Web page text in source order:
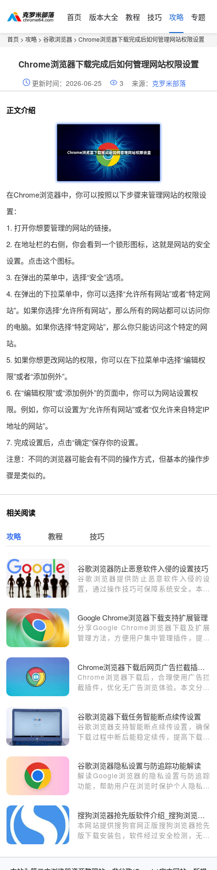
首页 版本大全 教程 技巧 攻略 专题
首页 > 攻略 > 谷歌浏览器 > Chrome浏览器下载完成后如何管理网站权限设置
Chrome浏览器下载完成后如何管理网站权限设置
更新时间：2026-06-25 3 来源： 克罗米部落
正文介绍
在Chrome浏览器中，你可以按照以下步骤来管理网站的权限设
置：
1. 打开你想要管理的网站的链接。
2. 在地址栏的右侧，你会看到一个锁形图标，这就是网站的安全
设置。点击这个图标。
3. 在弹出的菜单中，选择“安全”选项。
4. 在弹出的下拉菜单中，你可以选择“允许所有网站”或者“特定网
站”。如果你选择“允许所有网站”，那么所有的网站都可以访问你
的电脑。如果你选择“特定网站”，那么你只能访问这个特定的网
站。
5. 如果你想更改网站的权限，你可以在下拉菜单中选择“编辑权
限”或者“添加例外”。
6. 在“编辑权限”或“添加例外”的页面中，你可以为网站设置权
限。例如，你可以设置为“允许所有网站”或者“仅允许来自特定IP
地址的网站”。
7. 完成设置后，点击“确定”保存你的设置。
注意：不同的浏览器可能会有不同的操作方式，但基本的操作步
骤是类似的。
相关阅读
攻略 教程 技巧
谷歌浏览器防止恶意软件入侵的设置技巧
谷歌浏览器提供防止恶意软件入侵的设
置，通过操作技巧可保障系统安全。本文
Google Chrome浏览器下载支持扩展管理
分享Google Chrome浏览器下载及扩展
管理方法，方便用户集中管理插件，提高
Chrome浏览器下载后网页广告拦截插件使用技巧
Chrome浏览器下载后，合理使用广告拦
截插件，优化无广告浏览体验。本文分享
谷歌浏览器下载任务智能断点续传设置
谷歌浏览器支持智能断点续传设置，确保
下载过程中断后能稳定续传，提高下载成
谷歌浏览器隐私设置与防追踪功能解读
解读Google浏览器的隐私设置与防追踪
功能，帮助用户在浏览时保护个人隐私，
搜狗浏览器抢先版软件介绍_搜狗浏览器下载
本网站提供搜狗官网正版搜狗浏览器抢先
版下载安装包，软件经过安全检测，无捆